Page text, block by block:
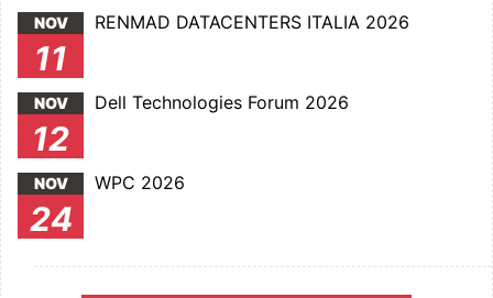
NOV
11
RENMAD DATACENTERS ITALIA 2026
NOV
12
Dell Technologies Forum 2026
NOV
24
WPC 2026